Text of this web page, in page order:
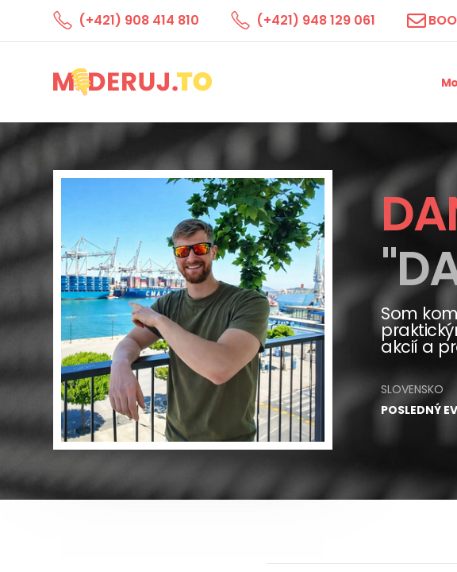
(+421) 908 414 810 (+421) 948 129 061
Som
akcií a
SLOVENSKO
POSLEDNÝ